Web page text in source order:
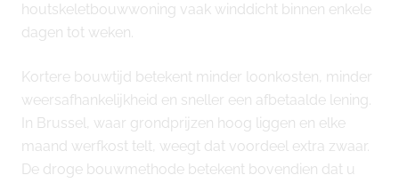
houtskeletbouwwoning vaak winddicht binnen enkele
dagen tot weken.
Kortere bouwtijd betekent minder loonkosten, minder
weersafhankelijkheid en sneller een afbetaalde lening.
In Brussel, waar grondprijzen hoog liggen en elke
maand werfkost telt, weegt dat voordeel extra zwaar.
De droge bouwmethode betekent bovendien dat u